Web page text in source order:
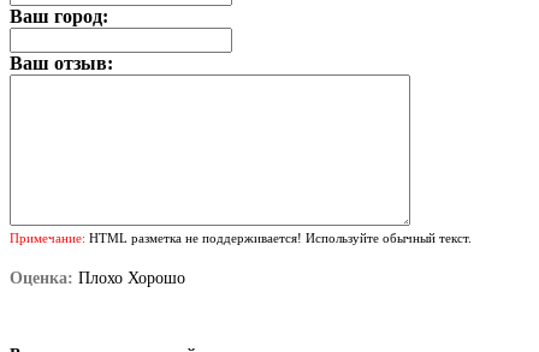
Ваш город:
Ваш отзыв:
Примечание: HTML разметка не поддерживается! Используйте обычный текст.
Оценка: Плохо Хорошо